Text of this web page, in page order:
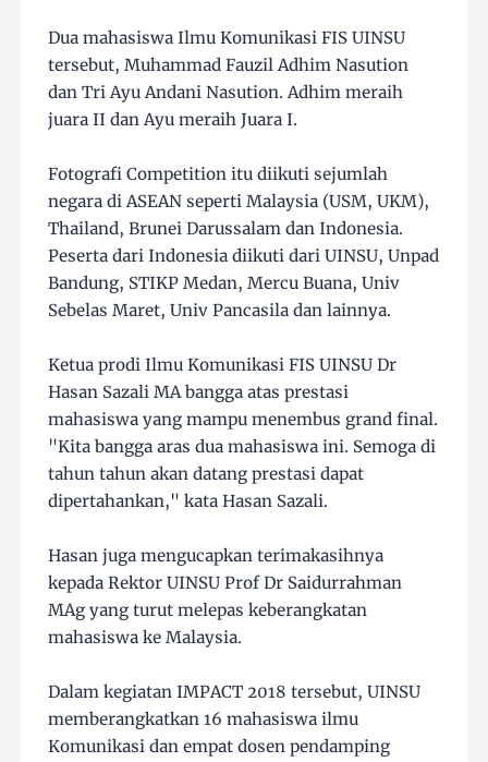
Dua mahasiswa Ilmu Komunikasi FIS UINSU
tersebut, Muhammad Fauzil Adhim Nasution
dan Tri Ayu Andani Nasution. Adhim meraih
juara II dan Ayu meraih Juara I.
Fotografi Competition itu diikuti sejumlah
negara di ASEAN seperti Malaysia (USM, UKM),
Thailand, Brunei Darussalam dan Indonesia.
Peserta dari Indonesia diikuti dari UINSU, Unpad
Bandung, STIKP Medan, Mercu Buana, Univ
Sebelas Maret, Univ Pancasila dan lainnya.
Ketua prodi Ilmu Komunikasi FIS UINSU Dr
Hasan Sazali MA bangga atas prestasi
mahasiswa yang mampu menembus grand final.
"Kita bangga aras dua mahasiswa ini. Semoga di
tahun tahun akan datang prestasi dapat
dipertahankan," kata Hasan Sazali.
Hasan juga mengucapkan terimakasihnya
kepada Rektor UINSU Prof Dr Saidurrahman
MAg yang turut melepas keberangkatan
mahasiswa ke Malaysia.
Dalam kegiatan IMPACT 2018 tersebut, UINSU
memberangkatkan 16 mahasiswa ilmu
Komunikasi dan empat dosen pendamping